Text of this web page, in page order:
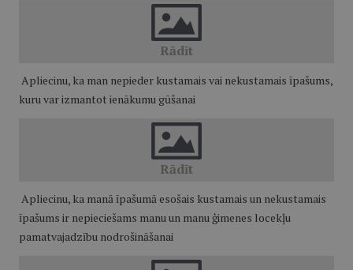
Apliecinu, ka man nepieder kustamais vai nekustamais īpašums,
kuru var izmantot ienākumu gūšanai
Apliecinu, ka manā īpašumā esošais kustamais un nekustamais
īpašums ir nepieciešams manu un manu ģimenes locekļu
pamatvajadzību nodrošināšanai